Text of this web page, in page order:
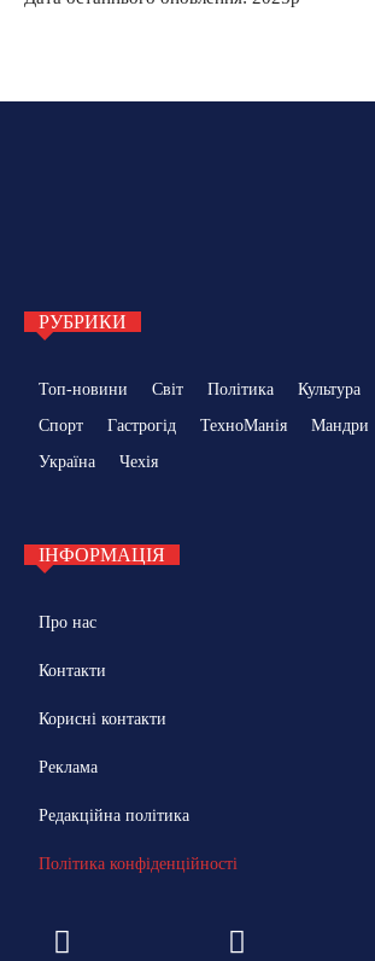
РУБРИКИ
Топ-новини Світ Політика Культура
Спорт
Гастрогід ТехноМанія Мандри
Україна
Чехія
ІНФОРМАЦІЯ
Про нас
Контакти
Корисні контакти
Реклама
Редакційна політика
Політика конфіденційності